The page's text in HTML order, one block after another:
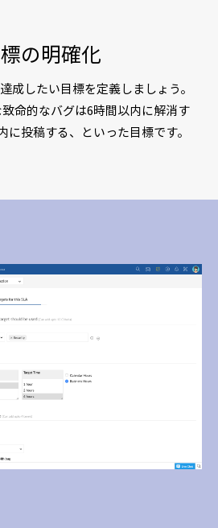
の明確化
成したい目標を定義しましょう。
命的なバグは6時間以内に解消す
に投稿する、といった目標です。